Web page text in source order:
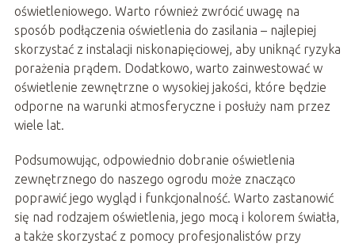
oświetleniowego. Warto również zwrócić uwagę na
sposób podłączenia oświetlenia do zasilania – najlepiej
skorzystać z instalacji niskonapięciowej, aby uniknąć ryzyka
porażenia prądem. Dodatkowo, warto zainwestować w
oświetlenie zewnętrzne o wysokiej jakości, które będzie
odporne na warunki atmosferyczne i posłuży nam przez
wiele lat.
Podsumowując, odpowiednio dobranie oświetlenia
zewnętrznego do naszego ogrodu może znacząco
poprawić jego wygląd i funkcjonalność. Warto zastanowić
się nad rodzajem oświetlenia, jego mocą i kolorem światła,
a także skorzystać z pomocy profesjonalistów przy